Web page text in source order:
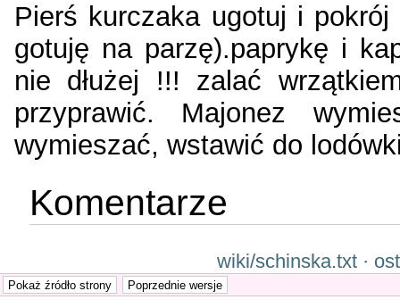
Pierś kurczaka ugotuj i
gotuję na parzę).paprykę i
nie dłużej !!! zalać
przyprawić. Majonez
wymieszać, wstawić do
Komentarze
wiki/schinska.txt ·